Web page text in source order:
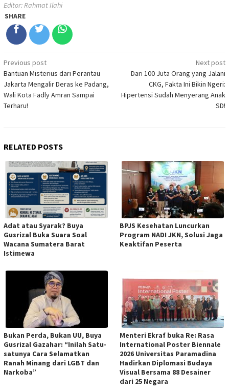
Editor: Rahmat Ilahi
SHARE
Post
navigation
Previous post
Bantuan Misterius dari Perantau
Jakarta Mengalir Deras ke Padang,
Wali Kota Fadly Amran Sampai
Terharu!
Next post
Dari 100 Juta Orang yang Jalani
CKG, Fakta Ini Bikin Ngeri:
Hipertensi Sudah Menyerang Anak
SD!
RELATED POSTS
Adat atau Syarak? Buya
Gusrizal Buka Suara Soal
Wacana Sumatera Barat
Istimewa
BPJS Kesehatan Luncurkan
Program NADI JKN, Solusi Jaga
Keaktifan Peserta
Bukan Perda, Bukan UU, Buya
Gusrizal Gazahar: “Inilah Satu-
satunya Cara Selamatkan
Ranah Minang dari LGBT dan
Narkoba”
Menteri Ekraf buka Re: Rasa
International Poster Biennale
2026 Universitas Paramadina
Hadirkan Diplomasi Budaya
Visual Bersama 88 Desainer
dari 25 Negara